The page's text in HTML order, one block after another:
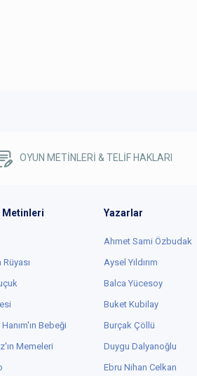
OYUN METİNLERİ & TELİF HAKLARI
Metinleri
Bebeği
Memeleri
Yazarlar
Ahmet Sami Özbudak
Aysel Yıldırım
Balca Yücesoy
Buket Kubilay
Burçak Çöllü
Duygu Dalyanoğlu
Ebru Nihan Celkan